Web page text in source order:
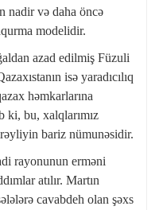
nadir və daha öncə
modelidir.
azad edilmiş Füzuli
isə yaradıcılıq
həmkarlarına
ki, bu, xalqlarımız
bariz nümunəsidir.
rayonunun erməni
atılır. Martın
cavabdeh olan şəxs